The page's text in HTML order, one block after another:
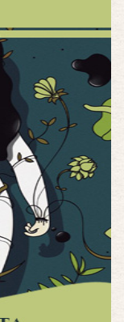
Interesante cuando avanza, le falta algo d …
Una película normalita, nada del otro mun …
Al principio por el hype que la dieron iba …